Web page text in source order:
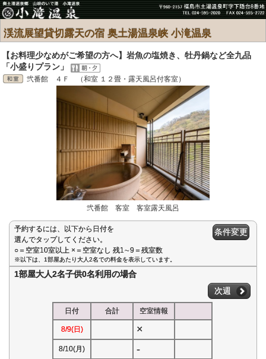
渓流展望貸切露天の宿 奥土湯温泉峡 小滝温泉
【お料理少なめがご希望の方へ】岩魚の塩焼き、牡丹鍋など全九品
「小盛りプラン」
弐番館 ４Ｆ （和室 １２畳・露天風呂付客室）
弐番館 客室 客室露天風呂
予約するには、以下から日付を
選んでタップしてください。
○＝空室10室以上 ×＝空室なし 残1∼9＝残室数
条件変更
※以下は、1部屋あたり大人2名での料金を表示しています。
1部屋大人2名子供0名利用の場合
次週
日付 合計 空室情報
8/9(日) ×
8/10(月) -